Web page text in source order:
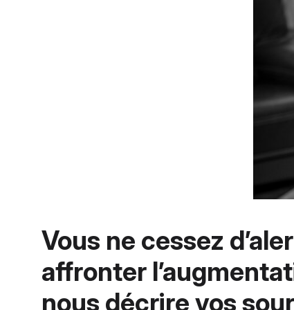
Vous ne cessez
affronter
nous décrire vos